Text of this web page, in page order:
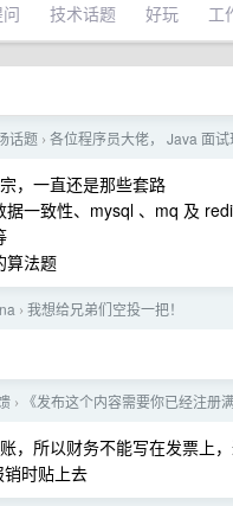
技术话题 好玩 工
话题 › 各位程序员大佬， Java 面
，一直还是那些套路
一致性、mysql 、mq 及
算法题
› 我想给兄弟们空投一把！
› 《发布这个内容需要你已经注册
，所以财务不能写在发票上
时贴上去